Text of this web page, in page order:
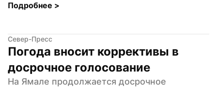
Подробнее >
Север-Пресс
Погода вносит коррективы в
досрочное голосование
На Ямале продолжается досрочное